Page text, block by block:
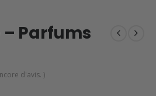
– Parfums
d'avis. )